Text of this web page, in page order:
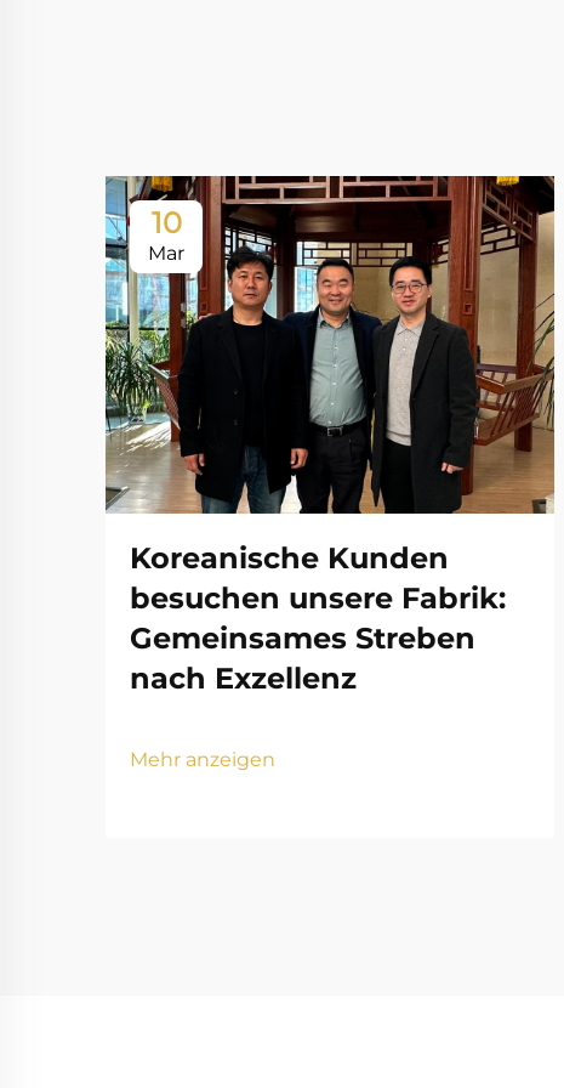
10
Mar
Koreanische Kunden
besuchen unsere Fabrik:
Gemeinsames Streben
nach Exzellenz
Mehr anzeigen